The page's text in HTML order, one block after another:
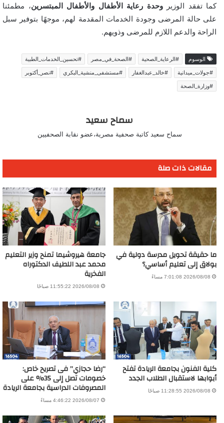
كما تفقد الوزيروحدة رعاية الأطفال والأطفال المبتسرين، مطمئنا
على حالة المرضى وجودة الخدمات المقدمة لهم، موجهًا بتوفير سبل
الراحة والدعم اللازم للمرضى وذويهم.
الوسوم #الرعاية_الصحية #الصحة_في_مصر
#تحسين_الخدمات_الطبية
#جولات_ميدانية
#خالد_عبدالغفار #مستشفى_منشية_البكري
#نصر_أكتوبر
#وزارة_الصحة
سماح سعيد
سماح سعيد كاتبة صحفية مصرية،عضو نقابة الصحفيين
مقالات ذات صلة
ما حقيقة تحويل مدرسة دولية في
بولاق إلى تعليم أساسي؟
2026/08/08 7:01:08 مساءً
جامعة هيروشيما تمنح وزير التعليم
محمد عبد اللطيف الدكتوراه
الفخرية
2026/08/08 11:55:22 صباحًا
كلية الفنون بجامعة الريادة تفتح
أبوابها لاستقبال الطلاب الجدد
2026/08/08 11:28:55 صباحًا
“رضا حجازي” فى تصريح خاص:
خصومات تصل إلى 35% على
المصروفات الدراسية بجامعة الريادة
2026/08/07 4:46:22 مساءً